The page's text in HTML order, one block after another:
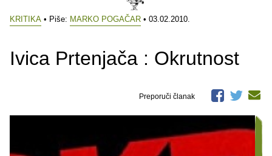
KRITIKA • Piše: MARKO POGAČAR • 03.02.2010.
Ivica Prtenjača : Okrutnost
Preporuči članak